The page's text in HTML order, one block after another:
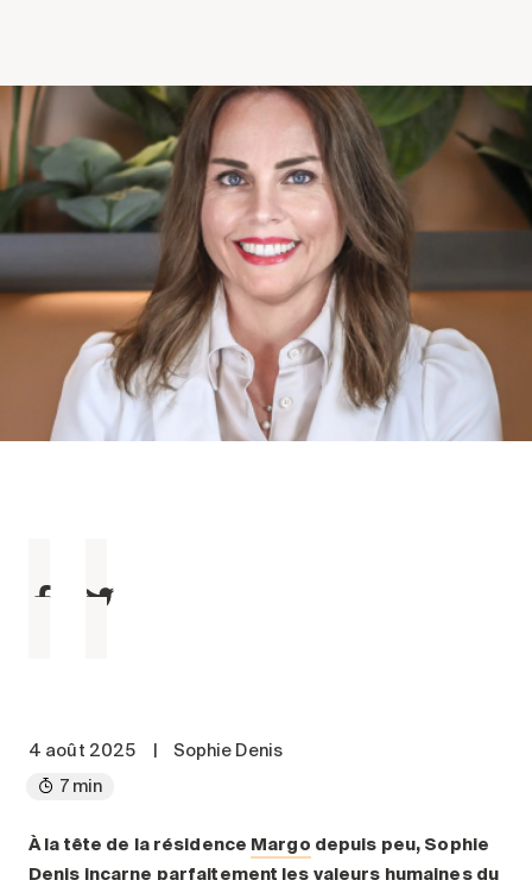
Comprendre les coûts
Les 6 étapes de décision
Votre arrivée en résidence
Témoignages
Ce qui est inclus
Votre appartement
Aires communes
Activités
Commerces intégrés
Services optionnels
Stationnement
Notre approche
Les 8 étapes d’emménagement
4 août 2025
Sophie Denis
7 min
À la tête de la résidence Margo depuis peu, Sophie
Denis incarne parfaitement les valeurs humaines du